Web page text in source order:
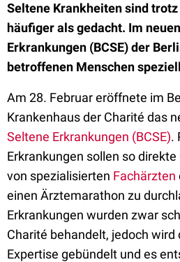
Seltene Krankheiten sind
häufiger als gedacht. Im
Erkrankungen (BCSE) der
betroffenen Menschen
Am 28. Februar eröffnete im
Krankenhaus der Charité das
Seltene Erkrankungen (BCSE).
Erkrankungen sollen so
von spezialisierten Fachärzten
einen Ärztemarathon zu
Erkrankungen wurden zwar
Charité behandelt, jedoch
Expertise gebündelt und es